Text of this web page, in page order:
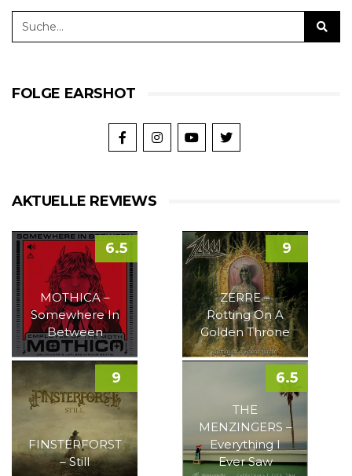
FOLGE EARSHOT
AKTUELLE REVIEWS
MOTHICA –
Somewhere In
Between
6.5
ZERRE –
Rotting On A
Golden Throne
9
FINSTERFORST
– Still
9
THE
MENZINGERS –
Everything I
Ever Saw
6.5